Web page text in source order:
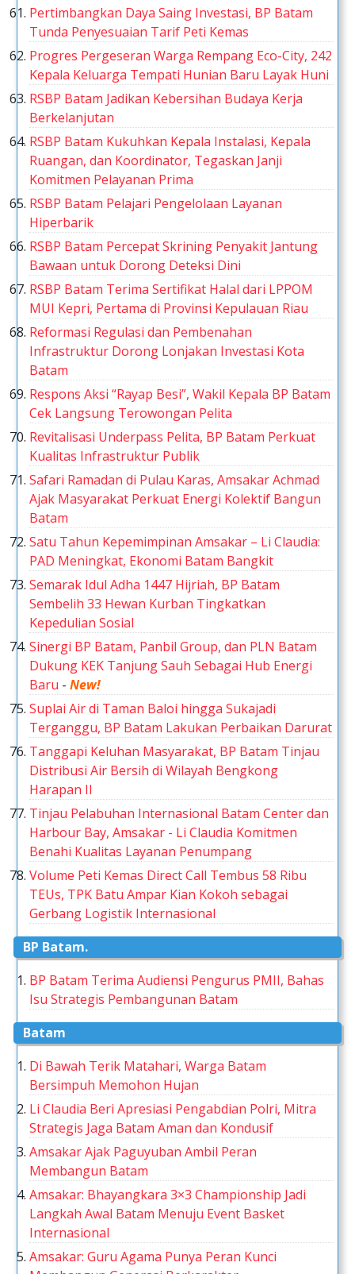
Pertimbangkan Daya Saing Investasi, BP Batam
Tunda Penyesuaian Tarif Peti Kemas
Progres Pergeseran Warga Rempang Eco-City, 242
Kepala Keluarga Tempati Hunian Baru Layak Huni
RSBP Batam Jadikan Kebersihan Budaya Kerja
Berkelanjutan
RSBP Batam Kukuhkan Kepala Instalasi, Kepala
Ruangan, dan Koordinator, Tegaskan Janji
Komitmen Pelayanan Prima
RSBP Batam Pelajari Pengelolaan Layanan
Hiperbarik
RSBP Batam Percepat Skrining Penyakit Jantung
Bawaan untuk Dorong Deteksi Dini
RSBP Batam Terima Sertifikat Halal dari LPPOM
MUI Kepri, Pertama di Provinsi Kepulauan Riau
Reformasi Regulasi dan Pembenahan
Infrastruktur Dorong Lonjakan Investasi Kota
Batam
Respons Aksi “Rayap Besi”, Wakil Kepala BP Batam
Cek Langsung Terowongan Pelita
Revitalisasi Underpass Pelita, BP Batam Perkuat
Kualitas Infrastruktur Publik
Safari Ramadan di Pulau Karas, Amsakar Achmad
Ajak Masyarakat Perkuat Energi Kolektif Bangun
Batam
Satu Tahun Kepemimpinan Amsakar – Li Claudia:
PAD Meningkat, Ekonomi Batam Bangkit
Semarak Idul Adha 1447 Hijriah, BP Batam
Sembelih 33 Hewan Kurban Tingkatkan
Kepedulian Sosial
Sinergi BP Batam, Panbil Group, dan PLN Batam
Dukung KEK Tanjung Sauh Sebagai Hub Energi
Baru -New!
Suplai Air di Taman Baloi hingga Sukajadi
Terganggu, BP Batam Lakukan Perbaikan Darurat
Tanggapi Keluhan Masyarakat, BP Batam Tinjau
Distribusi Air Bersih di Wilayah Bengkong
Harapan II
Tinjau Pelabuhan Internasional Batam Center dan
Harbour Bay, Amsakar - Li Claudia Komitmen
Benahi Kualitas Layanan Penumpang
Volume Peti Kemas Direct Call Tembus 58 Ribu
TEUs, TPK Batu Ampar Kian Kokoh sebagai
Gerbang Logistik Internasional
BP Batam.
BP Batam Terima Audiensi Pengurus PMII, Bahas
Isu Strategis Pembangunan Batam
Batam
Di Bawah Terik Matahari, Warga Batam
Bersimpuh Memohon Hujan
Li Claudia Beri Apresiasi Pengabdian Polri, Mitra
Strategis Jaga Batam Aman dan Kondusif
Amsakar Ajak Paguyuban Ambil Peran
Membangun Batam
Amsakar: Bhayangkara 3×3 Championship Jadi
Langkah Awal Batam Menuju Event Basket
Internasional
Amsakar: Guru Agama Punya Peran Kunci